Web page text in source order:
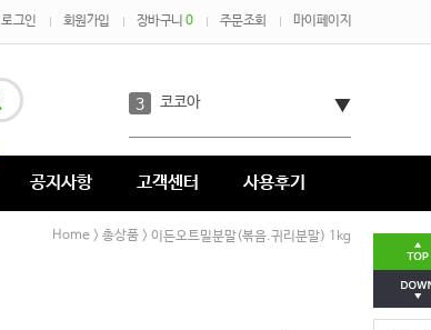
로그인 회원가입 장바구니 0 주문조회 마이페이지
2
3 코코아
5 코코넛
공지사항 고객센터 사용후기
Home > 총상품 > 이든오트밀분말(볶음.귀리분말) 1kg